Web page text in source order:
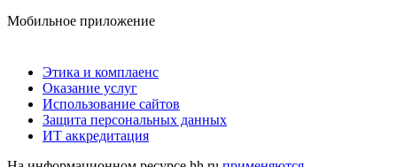
Мобильное приложение
Этика и комплаенс
Оказание услуг
Использование сайтов
Защита персональных данных
ИТ аккредитация